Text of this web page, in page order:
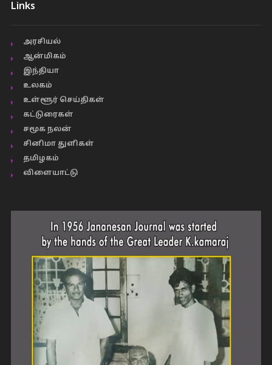
Links
அரசியல்
ஆன்மிகம்
இந்தியா
உலகம்
உள்ளூர் செய்திகள்
கட்டுரைகள்
சமூக நலன்
சினிமா துளிகள்
தமிழகம்
விளையாட்டு